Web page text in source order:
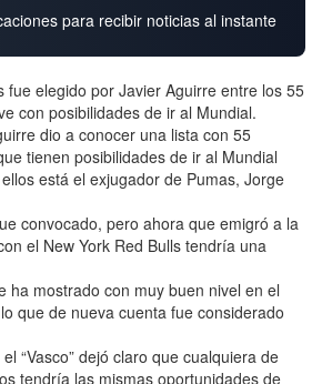
para recibir noticias al instante
fue elegido por Javier Aguirre entre los 55
con posibilidades de ir al Mundial.
dio a conocer una lista con 55
tienen posibilidades de ir al Mundial
está el exjugador de Pumas, Jorge
convocado, pero ahora que emigró a la
el New York Red Bulls tendría una
ha mostrado con muy buen nivel en el
que de nueva cuenta fue considerado
“Vasco” dejó claro que cualquiera de
tendría las mismas oportunidades de